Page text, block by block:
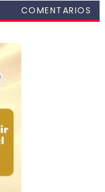
COMENTARIOS